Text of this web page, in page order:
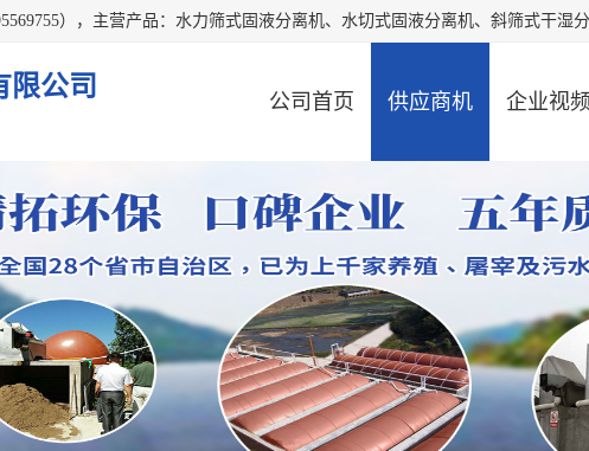
限公司 公司首页 供应商机 企业视频